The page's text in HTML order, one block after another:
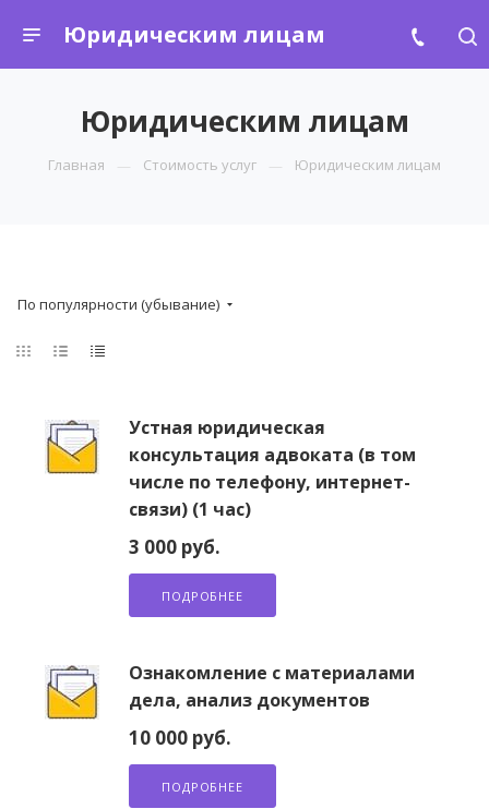
Юридическим лицам
Юридическим лицам
Главная Стоимость услуг Юридическим лицам
По популярности (убывание)
Устная юридическая
консультация адвоката (в том
числе по телефону, интернет-
связи) (1 час)
3 000 руб.
ПОДРОБНЕЕ
Ознакомление с материалами
дела, анализ документов
10 000 руб.
ПОДРОБНЕЕ